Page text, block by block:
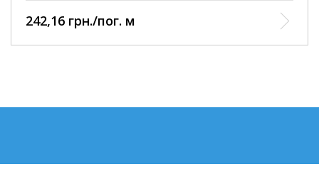
242,16 грн./пог. м